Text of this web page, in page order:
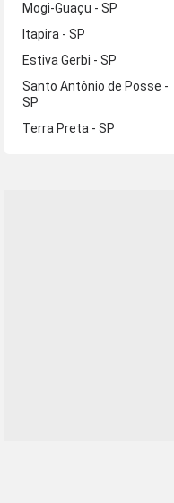
Mogi-Guaçu - SP
Itapira - SP
Estiva Gerbi - SP
Santo Antônio de Posse -
SP
Terra Preta - SP